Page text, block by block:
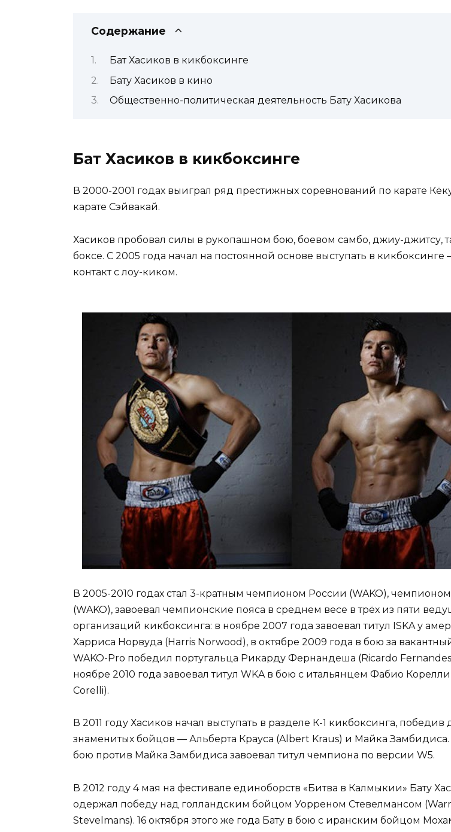
Содержание
Бат Хасиков в кикбоксинге
Бату Хасиков в кино
Общественно-политическая деятельность Бату Хасикова
Бат Хасиков в кикбоксинге
В 2000-2001 годах выиграл ряд престижных соревнований по карате
карате Сэйвакай.
Хасиков пробовал силы в рукопашном бою, боевом самбо, джиу-джитсу,
боксе. С 2005 года начал на постоянной основе выступать в кикбоксинге
контакт с лоу-киком.
В 2005-2010 годах стал 3-кратным чемпионом России (WAKO),
(WAKO), завоевал чемпионские пояса в среднем весе в трёх из пяти
организаций кикбоксинга: в ноябре 2007 года завоевал титул ISKA у
Харриса Норвуда (Harris Norwood), в октябре 2009 года в бою за
WAKO-Pro победил португальца Рикарду Фернандеша (Ricardo
ноябре 2010 года завоевал титул WKA в бою с итальянцем Фабио Корелли
Corelli).
В 2011 году Хасиков начал выступать в разделе К-1 кикбоксинга, победив
знаменитых бойцов — Альберта Крауса (Albert Kraus) и Майка
бою против Майка Замбидиса завоевал титул чемпиона по версии W5.
В 2012 году 4 мая на фестивале единоборств «Битва в Калмыкии» Бату
одержал победу над голландским бойцом Уорреном Стевелмансом
Stevelmans). 16 октября этого же года Бату в бою с иранским бойцом